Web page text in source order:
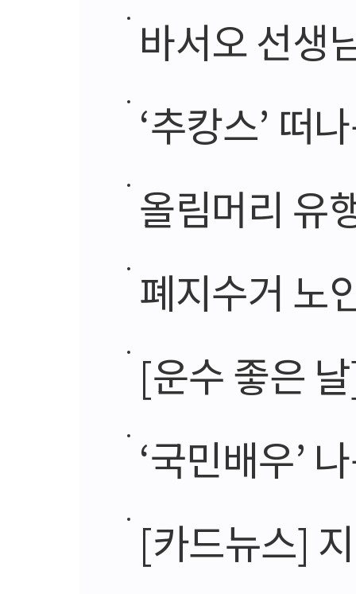
바서오 선생
‘추캉스’ 떠
올림머리 유
폐지수거 노
[운수 좋은
‘국민배우’
[카드뉴스]